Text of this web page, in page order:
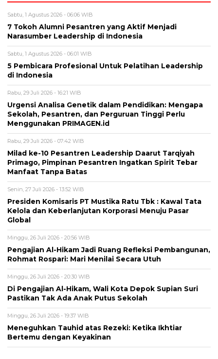
Sabtu, 1 Agustus 2026 - 06:06 WIB
7 Tokoh Alumni Pesantren yang Aktif Menjadi
Narasumber Leadership di Indonesia
Sabtu, 1 Agustus 2026 - 06:01 WIB
5 Pembicara Profesional Untuk Pelatihan Leadership
di Indonesia
Rabu, 29 Juli 2026 - 16:21 WIB
Urgensi Analisa Genetik dalam Pendidikan: Mengapa
Sekolah, Pesantren, dan Perguruan Tinggi Perlu
Menggunakan PRIMAGEN.id
Rabu, 29 Juli 2026 - 07:42 WIB
Milad ke-10 Pesantren Leadership Daarut Tarqiyah
Primago, Pimpinan Pesantren Ingatkan Spirit Tebar
Manfaat Tanpa Batas
Senin, 27 Juli 2026 - 13:52 WIB
Presiden Komisaris PT Mustika Ratu Tbk : Kawal Tata
Kelola dan Keberlanjutan Korporasi Menuju Pasar
Global
Minggu, 26 Juli 2026 - 20:56 WIB
Pengajian Al-Hikam Jadi Ruang Refleksi Pembangunan,
Rohmat Rospari: Mari Menilai Secara Utuh
Minggu, 26 Juli 2026 - 20:30 WIB
Di Pengajian Al-Hikam, Wali Kota Depok Supian Suri
Pastikan Tak Ada Anak Putus Sekolah
Minggu, 26 Juli 2026 - 19:37 WIB
Meneguhkan Tauhid atas Rezeki: Ketika Ikhtiar
Bertemu dengan Keyakinan